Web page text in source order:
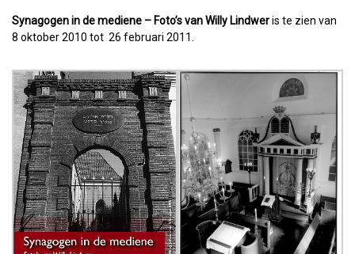
Synagogen in de mediene – Foto’s van Willy Lindweris te zien van
8 oktober 2010 tot 26 februari 2011.